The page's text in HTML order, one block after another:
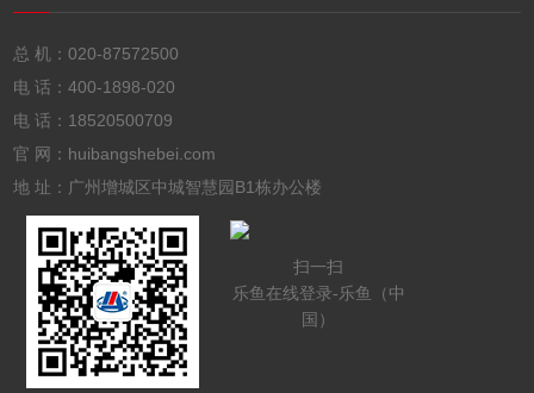
总 机：020-87572500
电 话：400-1898-020
电 话： 18520500709
官 网：huibangshebei.com
地 址：广州增城区中城智慧园B1栋办公楼
扫一扫
乐鱼在线登录-乐鱼（中
国）